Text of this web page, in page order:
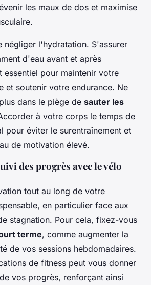
les maux de dos et maximise
négliger l'hydratation. S'assurer
d'eau avant et après
essentiel pour maintenir votre
et soutenir votre endurance. Ne
dans le piège de sauter les
à votre corps le temps de
pour éviter le surentraînement et
de motivation élevé.
des progrès avec le vélo
tout au long de votre
en particulier face aux
stagnation. Pour cela, fixez-vous
terme, comme augmenter la
de vos sessions hebdomadaires.
de fitness peut vous donner
vos progrès, renforçant ainsi